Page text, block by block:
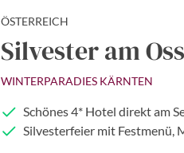
ÖSTERREICH
Silvester am
WINTERPARADIES KÄRNTEN
Schönes 4* Hotel direkt am
Silvesterfeier mit Festmenü,